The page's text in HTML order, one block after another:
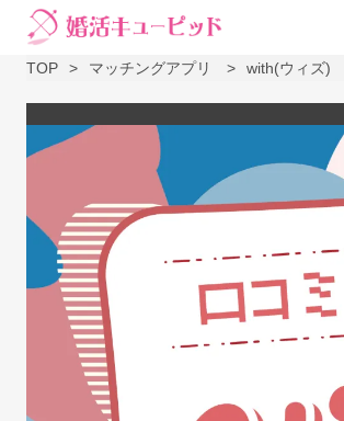
TOP マッチングアプリ with(ウィズ)